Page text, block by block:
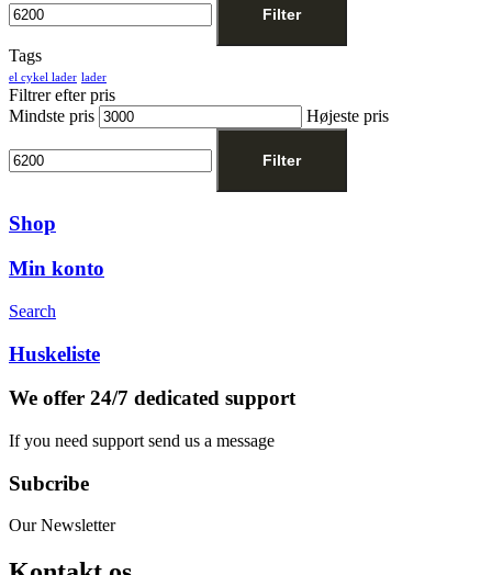
Filter
Tags
el cykel lader lader
Filtrer efter pris
Mindste pris
Højeste pris
Filter
Shop
Min konto
Search
Huskeliste
We offer 24/7 dedicated support
If you need support send us a message
Subcribe
Our Newsletter